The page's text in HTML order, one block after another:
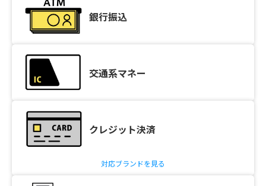
銀行振込
交通系マネー
クレジット決済
対応ブランドを見る